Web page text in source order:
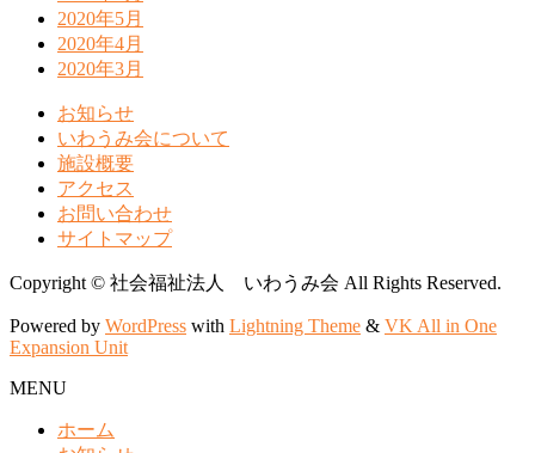
2020年5月
2020年4月
2020年3月
お知らせ
いわうみ会について
施設概要
アクセス
お問い合わせ
サイトマップ
Copyright © 社会福祉法人 いわうみ会 All Rights Reserved.
Powered by WordPress with Lightning Theme & VK All in One
Expansion Unit
MENU
ホーム